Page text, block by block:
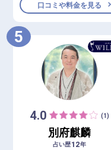
口コミや料金を見る
5
4.0 (1)
別府麒麟
占い歴12年